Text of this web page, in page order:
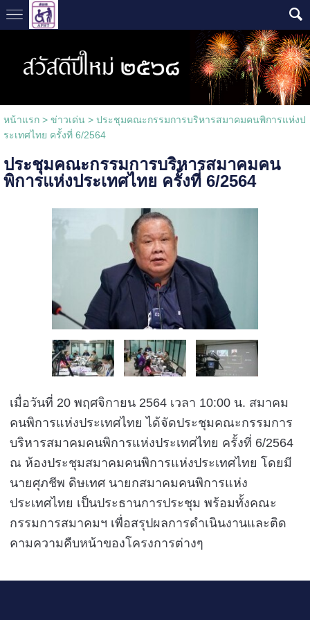
หน้าแรก> ข่าวเด่น > ประชุมคณะกรรมการบริหารสมาคมคนพิการแห่งป
ระเทศไทย ครั้งที่ 6/2564
ประชุมคณะกรรมการบริหารสมาคมคน
พิการแห่งประเทศไทย ครั้งที่ 6/2564
เมื่อวันที่ 20 พฤศจิกายน 2564 เวลา 10:00 น. สมาคม
คนพิการแห่งประเทศไทย ได้จัดประชุมคณะกรรมการ
บริหารสมาคมคนพิการแห่งประเทศไทย ครั้งที่ 6/2564
ณ ห้องประชุมสมาคมคนพิการแห่งประเทศไทย โดยมี
นายศุภชีพ ดิษเทศ นายกสมาคมคนพิการแห่ง
ประเทศไทย เป็นประธานการประชุม พร้อมทั้งคณะ
กรรมการสมาคมฯ เพื่อสรุปผลการดำเนินงานและติด
คามความคืบหน้าของโครงการต่างๆ